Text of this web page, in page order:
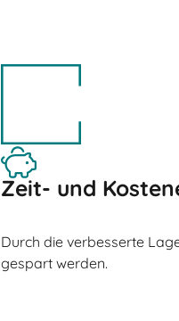
Zeit- und
Durch die verbesserte
gespart werden.